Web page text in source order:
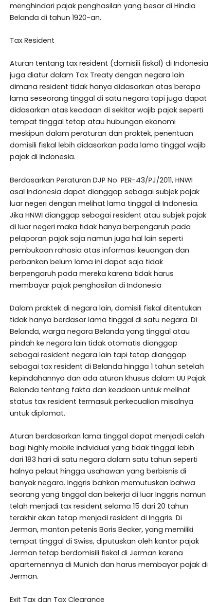
menghindari pajak penghasilan yang besar di Hindia
Belanda di tahun 1920-an.
Tax Resident
Aturan tentang tax resident (domisili fiskal) di Indonesia
juga diatur dalam Tax Treaty dengan negara lain
dimana resident tidak hanya didasarkan atas berapa
lama seseorang tinggal di satu negara tapi juga dapat
didasarkan atas keadaan di sekitar wajib pajak seperti
tempat tinggal tetap atau hubungan ekonomi
meskipun dalam peraturan dan praktek, penentuan
domisili fiskal lebih didasarkan pada lama tinggal wajib
pajak di Indonesia.
Berdasarkan Peraturan DJP No. PER-43/PJ/2011, HNWI
asal Indonesia dapat dianggap sebagai subjek pajak
luar negeri dengan melihat lama tinggal di Indonesia.
Jika HNWI dianggap sebagai resident atau subjek pajak
di luar negeri maka tidak hanya berpengaruh pada
pelaporan pajak saja namun juga hal lain seperti
pembukaan rahasia atas informasi keuangan dan
perbankan belum lama ini dapat saja tidak
berpengaruh pada mereka karena tidak harus
membayar pajak penghasilan di Indonesia
Dalam praktek di negara lain, domisili fiskal ditentukan
tidak hanya berdasar lama tinggal di satu negara. Di
Belanda, warga negara Belanda yang tinggal atau
pindah ke negara lain tidak otomatis dianggap
sebagai resident negara lain tapi tetap dianggap
sebagai tax resident di Belanda hingga 1 tahun setelah
kepindahannya dan ada aturan khusus dalam UU Pajak
Belanda tentang fakta dan keadaan untuk melihat
status tax resident termasuk perkecualian misalnya
untuk diplomat.
Aturan berdasarkan lama tinggal dapat menjadi celah
bagi highly mobile individual yang tidak tinggal lebih
dari 183 hari di satu negara dalam satu tahun seperti
halnya pelaut hingga usahawan yang berbisnis di
banyak negara. Inggris bahkan memutuskan bahwa
seorang yang tinggal dan bekerja di luar Inggris namun
telah menjadi tax resident selama 15 dari 20 tahun
terakhir akan tetap menjadi resident di Inggris. Di
Jerman, mantan petenis Boris Becker, yang memiliki
tempat tinggal di Swiss, diputuskan oleh kantor pajak
Jerman tetap berdomisili fiskal di Jerman karena
apartemennya di Munich dan harus membayar pajak di
Jerman.
Exit Tax dan Tax Clearance